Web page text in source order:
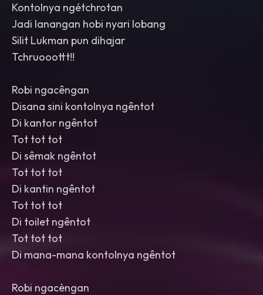
Kontolnya ngétchrotan
Jadi lanangan hobi nyari lobang
Silit Lukman pun dihajar
Tchruooottt!!
Robi ngacêngan
Disana sini kontolnya ngêntot
Di kantor ngêntot
Tot tot tot
Di sêmak ngêntot
Tot tot tot
Di kantin ngêntot
Tot tot tot
Di toilet ngêntot
Tot tot tot
Di mana-mana kontolnya ngêntot
Robi ngacèngan